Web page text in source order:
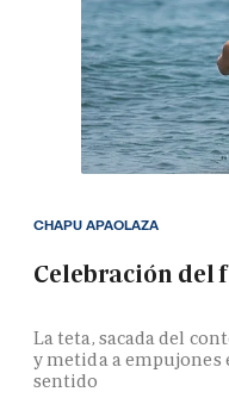
Celebración del
La teta, sacada del
y metida a empujones
sentido
CHAPU APAOLAZA